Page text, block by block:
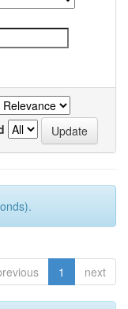
1 next